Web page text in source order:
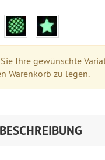
Ihre gewünschte
Warenkorb zu legen.